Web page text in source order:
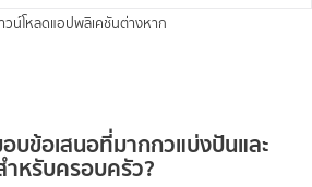
วน์โหลดแอปพลิเคชันต่างหาก
บข้อเสนอที่มากกวแบ่งปันและ
หรับครอบครัว?